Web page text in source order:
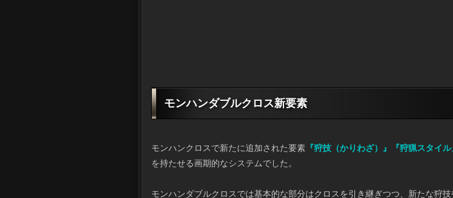
モンハンダブルクロス新要素
モンハンクロスで新たに追加された要素『狩技（かりわざ）』『狩猟スタイル
を持たせる画期的なシステムでした。
モンハンダブルクロスでは基本的な部分はクロスを引き継ぎつつ、新たな狩